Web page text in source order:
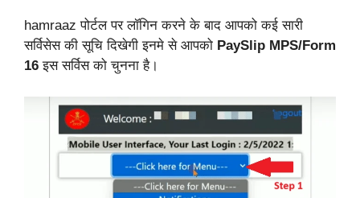
hamraaz पोर्टल पर लॉगिन करने के बाद आपको कई सारी
सर्विसेस की सूचि दिखेगी इनमे से आपको PaySlip MPS/Form
16इस सर्विस को चुनना है।